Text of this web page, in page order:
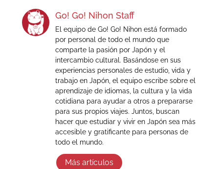
Go! Go! Nihon Staff
El equipo de Go! Go! Nihon está formado
por personal de todo el mundo que
comparte la pasión por Japón y el
intercambio cultural. Basándose en sus
experiencias personales de estudio, vida y
trabajo en Japón, el equipo escribe sobre el
aprendizaje de idiomas, la cultura y la vida
cotidiana para ayudar a otros a prepararse
para sus propios viajes. Juntos, buscan
hacer que estudiar y vivir en Japón sea más
accesible y gratificante para personas de
todo el mundo.
Más artículos